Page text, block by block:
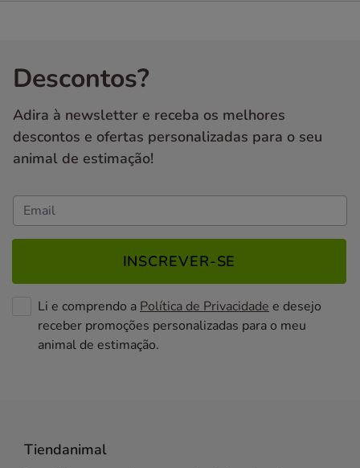
Descontos?
Adira à newsletter e receba os melhores
descontos e ofertas personalizadas para o seu
animal de estimação!
INSCREVER-SE
Li e comprendo a Política de Privacidade e desejo
receber promoções personalizadas para o meu
animal de estimação.
Tiendanimal